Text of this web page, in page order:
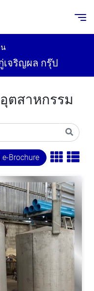
เจริญผล กรุ๊ป
ตสาหกรรม
e-Brochure